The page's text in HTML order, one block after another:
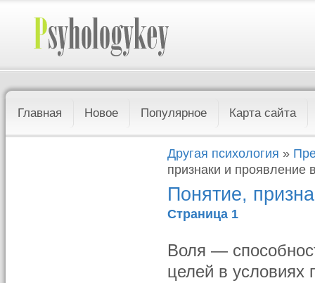
Главная Новое Популярное Карта сайта
Другая психология »
признаки и проявление
Понятие,
Страница 1
Воля —
целей в условиях